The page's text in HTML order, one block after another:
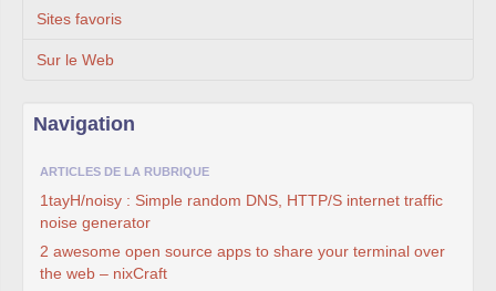
Sites favoris
Sur le Web
Navigation
ARTICLES DE LA RUBRIQUE
1tayH/noisy : Simple random DNS, HTTP/S internet traffic
noise generator
2 awesome open source apps to share your terminal over
the web – nixCraft